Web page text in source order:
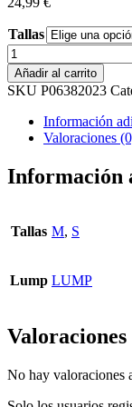
Tallas
Mono
volantes
cantidad
Añadir al carrito
SKU P06382023
Información
Valoraciones
Información
Tallas M, S
Lump LUMP
Valoraciones
No hay valoraciones